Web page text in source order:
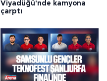
Viyadüğü'nde kamyona
çarptı